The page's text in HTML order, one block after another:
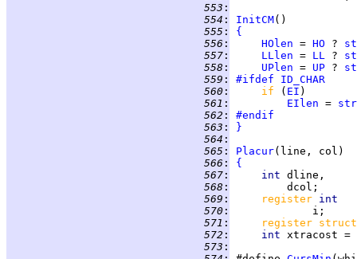
553 :
554 : InitCM
555 :
{
556 : HOlen = HO ?
557 : LLlen = LL ?
558 : UPlen = UP ?
559 : #ifdef
ID_CHAR
560 : if ( EI
561 : EIlen =
562 :
#endif
563 :
}
564 :
565 : Placur
566 :
{
567 : int
568 :
569 : register
570 :
571 :
register
572 : int xtracost =
573 :